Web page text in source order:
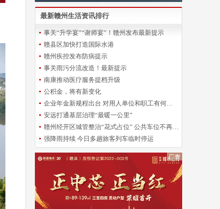
最新赣州生活资讯排行
事关“升学宴”“谢师宴”！赣州发布最新提示
赣县区加快打造国际水港
赣州疾控发布防病提示
事关雨污分流改造！最新提示
南康推动医疗服务提档升级
公积金，将有新变化
企业年金新规程出台 对用人单位和职工有何影响？
安远打通基层治理“最暖一公里”
赣州经开区城管整治“花式占位” 公共车位不再“一位难求”
强降雨持续 今日多趟旅客列车临时停运